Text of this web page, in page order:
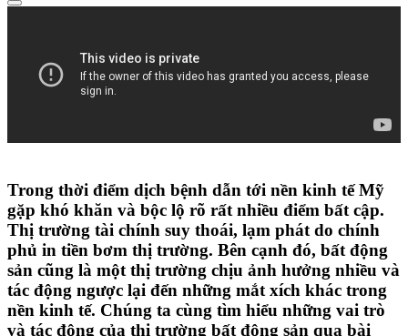
Trong thời điểm dịch bệnh dẫn tới nền kinh tế Mỹ
gặp khó khăn và bộc lộ rõ rất nhiều điểm bất cập.
Thị trường tài chính suy thoái, lạm phát do chính
phủ in tiền bơm thị trường. Bên cạnh đó, bất động
sản cũng là một thị trường chịu ảnh hưởng nhiều và
tác động ngược lại đến những mắt xích khác trong
nền kinh tế. Chúng ta cùng tìm hiểu những vai trò
và tác động của thị trường bất động sản qua bài